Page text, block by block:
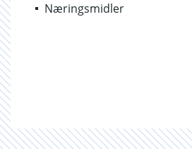
Næringsmidler